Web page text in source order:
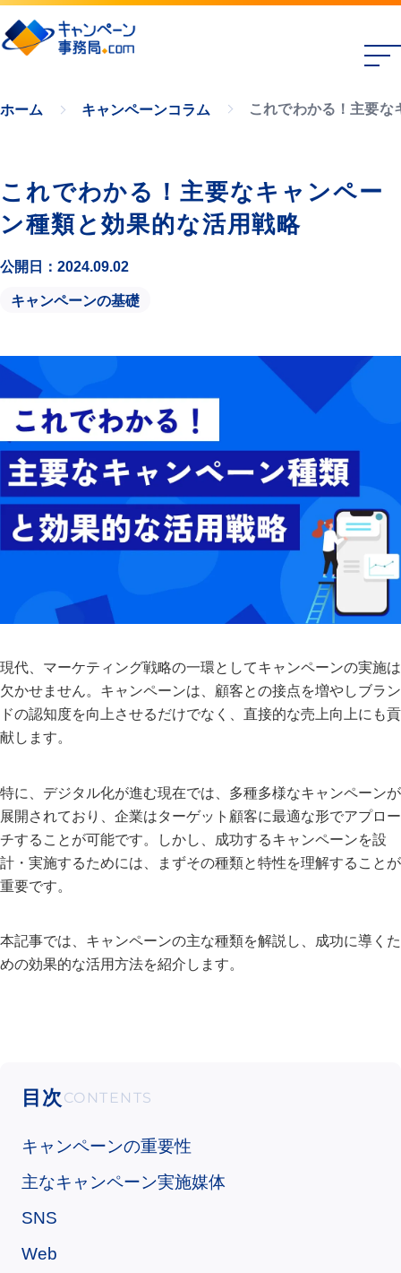
ホーム キャンペーンコラム これでわかる！主要な
これでわかる！主要なキャンペー
ン種類と効果的な活用戦略
公開日：2024.09.02
キャンペーンの基礎
現代、マーケティング戦略の一環としてキャンペーンの実施は
欠かせません。キャンペーンは、顧客との接点を増やしブラン
ドの認知度を向上させるだけでなく、直接的な売上向上にも貢
献します。
特に、デジタル化が進む現在では、多種多様なキャンペーンが
展開されており、企業はターゲット顧客に最適な形でアプロー
チすることが可能です。しかし、成功するキャンペーンを設
計・実施するためには、まずその種類と特性を理解することが
重要です。
本記事では、キャンペーンの主な種類を解説し、成功に導くた
めの効果的な活用方法を紹介します。
目次
キャンペーンの重要性
主なキャンペーン実施媒体
SNS
Web